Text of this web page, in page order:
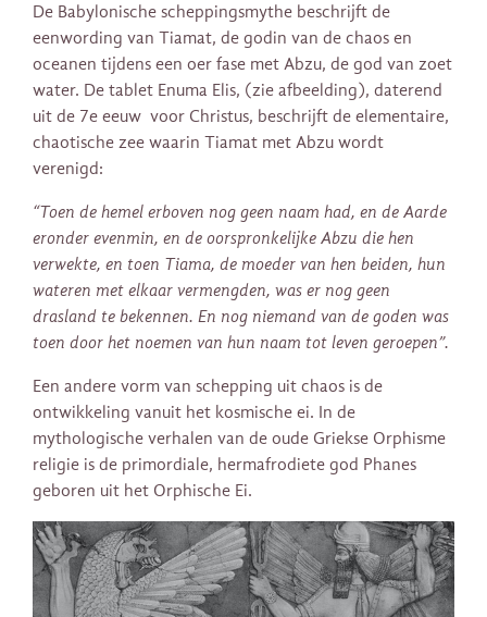
De Babylonische scheppingsmythe beschrijft de
eenwording van Tiamat, de godin van de chaos en
oceanen tijdens een oer fase met Abzu, de god van zoet
water. De tablet Enuma Elis, (zie afbeelding), daterend
uit de 7e eeuw voor Christus, beschrijft de elementaire,
chaotische zee waarin Tiamat met Abzu wordt
verenigd:
“Toen de hemel erboven nog geen naam had, en de Aarde
eronder evenmin, en de oorspronkelijke Abzu die hen
verwekte, en toen Tiama, de moeder van hen beiden, hun
wateren met elkaar vermengden, was er nog geen
drasland te bekennen. En nog niemand van de goden was
toen door het noemen van hun naam tot leven geroepen”.
Een andere vorm van schepping uit chaos is de
ontwikkeling vanuit het kosmische ei. In de
mythologische verhalen van de oude Griekse Orphisme
religie is de primordiale, hermafrodiete god Phanes
geboren uit het Orphische Ei.